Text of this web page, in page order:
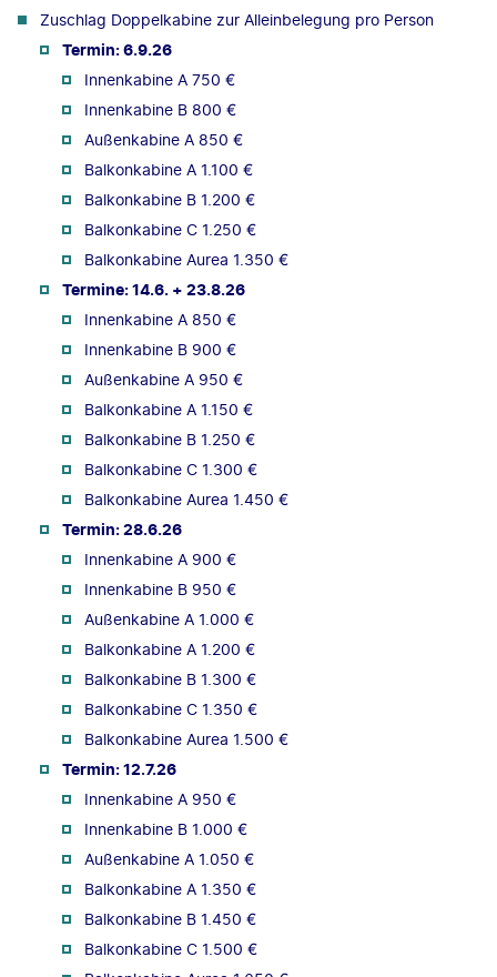
Zuschlag Doppelkabine zur Alleinbelegung pro Person
Termin: 6.9.26
Innenkabine A 750 €
Innenkabine B 800 €
Außenkabine A 850 €
Balkonkabine A 1.100 €
Balkonkabine B 1.200 €
Balkonkabine C 1.250 €
Balkonkabine Aurea 1.350 €
Termine: 14.6. + 23.8.26
Innenkabine A 850 €
Innenkabine B 900 €
Außenkabine A 950 €
Balkonkabine A 1.150 €
Balkonkabine B 1.250 €
Balkonkabine C 1.300 €
Balkonkabine Aurea 1.450 €
Termin: 28.6.26
Innenkabine A 900 €
Innenkabine B 950 €
Außenkabine A 1.000 €
Balkonkabine A 1.200 €
Balkonkabine B 1.300 €
Balkonkabine C 1.350 €
Balkonkabine Aurea 1.500 €
Termin: 12.7.26
Innenkabine A 950 €
Innenkabine B 1.000 €
Außenkabine A 1.050 €
Balkonkabine A 1.350 €
Balkonkabine B 1.450 €
Balkonkabine C 1.500 €